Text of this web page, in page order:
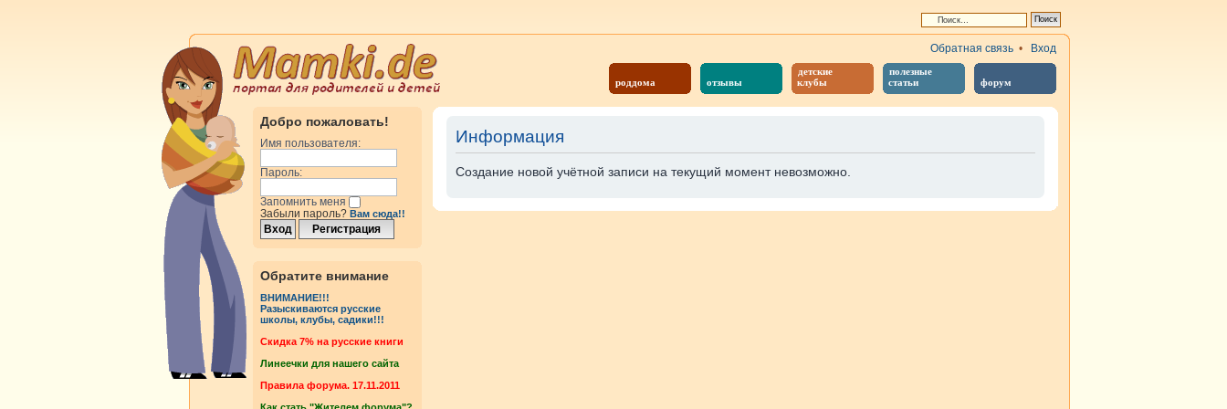
роддома отзывы
детские
клубы
полезные
статьи
форум
Обратная связь • Вход
Добро пожаловать!
Имя пользователя:
Пароль:
Запомнить меня
Забыли пароль? Вам сюда!!
Обратите внимание
ВНИМАНИЕ!!!
Разыскиваются русские
школы, клубы, садики!!!
Cкидка 7% на русские книги
Линеечки для нашего сайта
Правила форума. 17.11.2011
Информация
Создание новой учётной записи на текущий момент невозможно.